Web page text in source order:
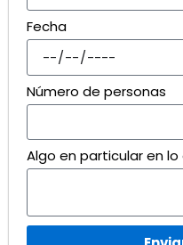
Fecha
Número de personas
Algo en particular en